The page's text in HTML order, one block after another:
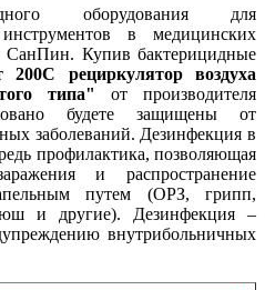
оборудования для
инструментов в медицинских
СанПин. Купив бактерицидные
200С рециркулятор воздуха
типа"
от производителя
будете защищены от
заболеваний. Дезинфекция в
профилактика, позволяющая
и распространение
путем (ОРЗ, грипп,
и другие). Дезинфекция –
внутрибольничных